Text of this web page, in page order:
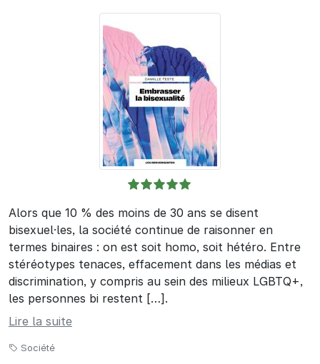
Alors que 10 % des moins de 30 ans se disent
bisexuel·les, la société continue de raisonner en
termes binaires : on est soit homo, soit hétéro. Entre
stéréotypes tenaces, effacement dans les médias et
discrimination, y compris au sein des milieux LGBTQ+,
les personnes bi restent […].
Lire la suite
Société